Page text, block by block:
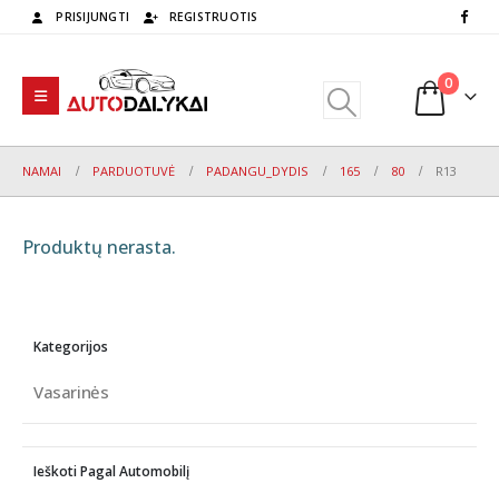
PRISIJUNGTI REGISTRUOTIS
0
NAMAI PARDUOTUVĖ PADANGU_DYDIS 165 80 R13
Produktų nerasta.
Kategorijos
Vasarinės
Ieškoti Pagal Automobilį